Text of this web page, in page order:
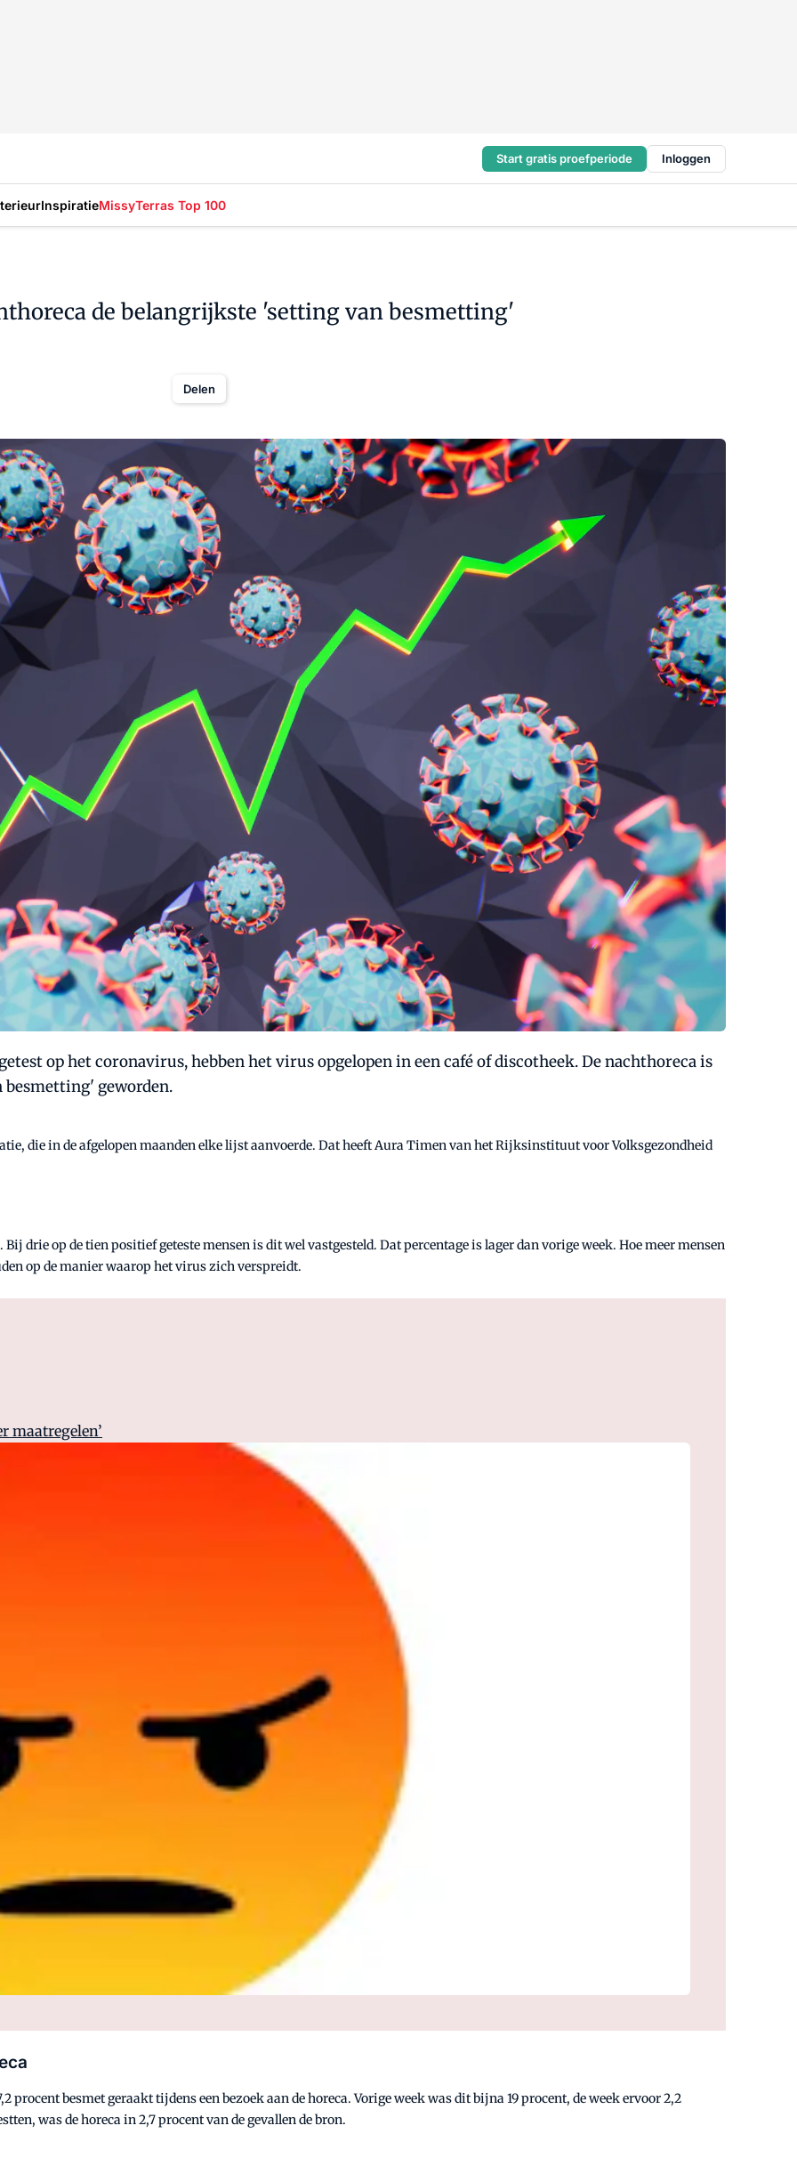
Start gratis proefperiode Inloggen
InspiratieMissyTerras Top 100
de belangrijkste 'setting van besmetting'
Delen
op het coronavirus, hebben het virus opgelopen in een café of discotheek. De nachthoreca is
besmetting' geworden.
die in de afgelopen maanden elke lijst aanvoerde. Dat heeft Aura Timen van het Rijksinstituut voor Volksgezondheid
drie op de tien positief geteste mensen is dit wel vastgesteld. Dat percentage is lager dan vorige week. Hoe meer mensen
op de manier waarop het virus zich verspreidt.
maatregelen’
procent besmet geraakt tijdens een bezoek aan de horeca. Vorige week was dit bijna 19 procent, de week ervoor 2,2
was de horeca in 2,7 procent van de gevallen de bron.